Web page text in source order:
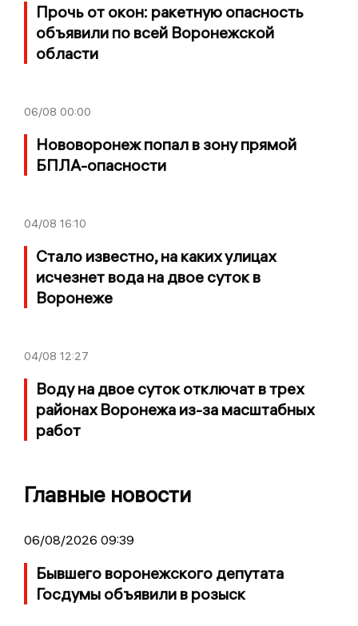
Прочь от окон: ракетную опасность
объявили по всей Воронежской
области
06/08 00:00
Нововоронеж попал в зону прямой
БПЛА-опасности
04/08 16:10
Стало известно, на каких улицах
исчезнет вода на двое суток в
Воронеже
04/08 12:27
Воду на двое суток отключат в трех
районах Воронежа из-за масштабных
работ
Главные новости
06/08/2026 09:39
Бывшего воронежского депутата
Госдумы объявили в розыск